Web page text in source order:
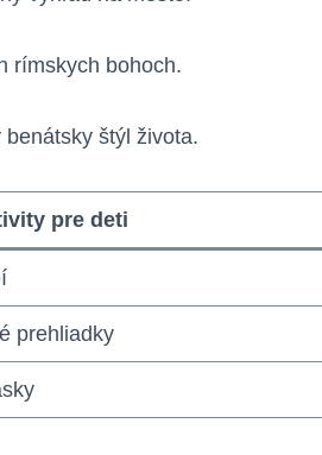
rímskych bohoch.
štýl života.
pre deti
prehliadky